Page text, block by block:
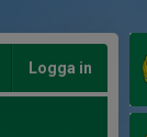
Logga in